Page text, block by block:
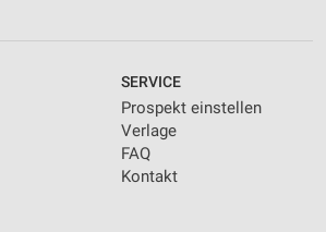
SERVICE
Prospekt einstellen
Verlage
FAQ
Kontakt